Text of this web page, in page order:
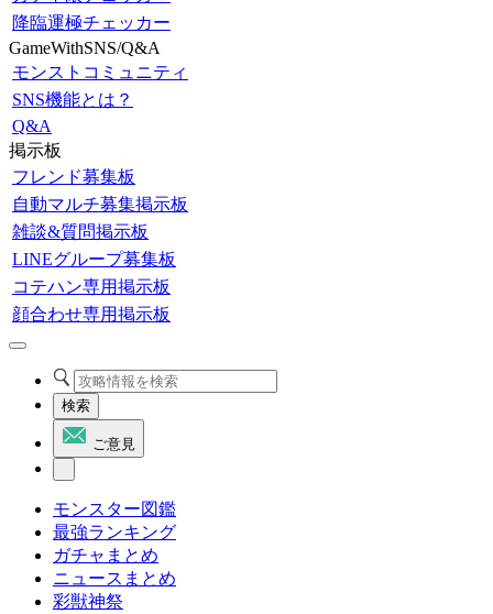
降臨運極チェッカー
GameWithSNS/Q&A
モンストコミュニティ
SNS機能とは？
Q&A
掲示板
フレンド募集板
自動マルチ募集掲示板
雑談&質問掲示板
LINEグループ募集板
コテハン専用掲示板
顔合わせ専用掲示板
検索
ご意見
モンスター図鑑
最強ランキング
ガチャまとめ
ニュースまとめ
彩獣神祭